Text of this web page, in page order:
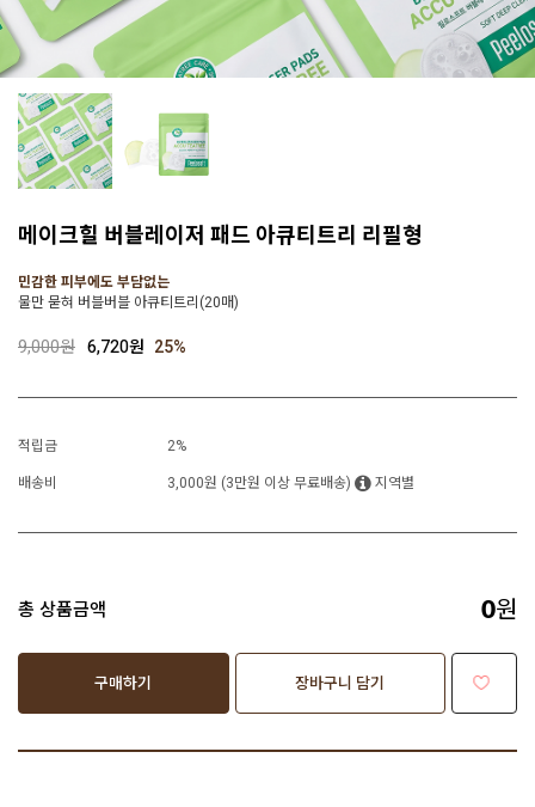
메이크힐 버블레이저 패드 아큐티트리 리필형
민감한 피부에도 부담없는
물만 묻혀 버블버블 아큐티트리(20매)
9,000원 6,720원 25%
적립금
2%
배송비
3,000원 (3만원 이상 무료배송) 지역별
총 상품금액 0원
구매하기 장바구니 담기